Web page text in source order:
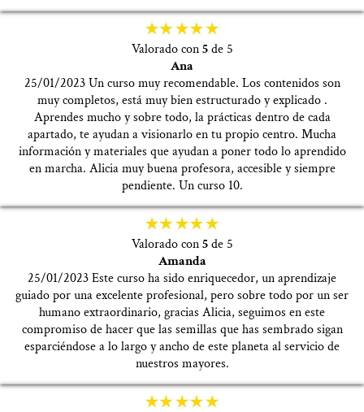
Valorado con5de 5
Ana
25/01/2023 Un curso muy recomendable. Los contenidos son
muy completos, está muy bien estructurado y explicado .
Aprendes mucho y sobre todo, la prácticas dentro de cada
apartado, te ayudan a visionarlo en tu propio centro. Mucha
información y materiales que ayudan a poner todo lo aprendido
en marcha. Alicia muy buena profesora, accesible y siempre
pendiente. Un curso 10.
Valorado con5de 5
Amanda
25/01/2023 Este curso ha sido enriquecedor, un aprendizaje
guiado por una excelente profesional, pero sobre todo por un ser
humano extraordinario, gracias Alicia, seguimos en este
compromiso de hacer que las semillas que has sembrado sigan
esparciéndose a lo largo y ancho de este planeta al servicio de
nuestros mayores.